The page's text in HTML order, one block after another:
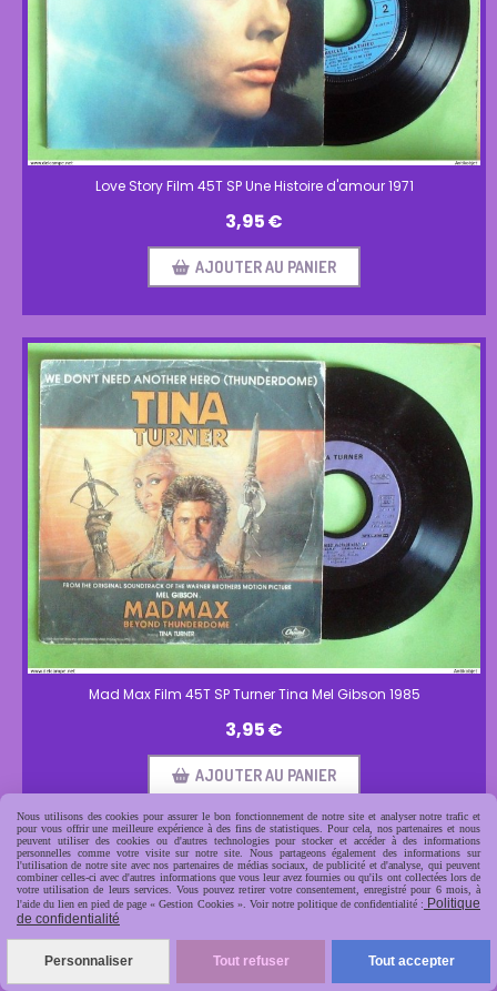
Love Story Film 45T SP Une Histoire d'amour 1971
3,95€
AJOUTER AU PANIER
Mad Max Film 45T SP Turner Tina Mel Gibson 1985
3,95€
AJOUTER AU PANIER
Nous utilisons des cookies pour assurer le bon fonctionnement de notre site et analyser notre trafic et
pour vous offrir une meilleure expérience à des fins de statistiques. Pour cela, nos partenaires et nous
peuvent utiliser des cookies ou d'autres technologies pour stocker et accéder à des informations
personnelles comme votre visite sur notre site. Nous partageons également des informations sur
l'utilisation de notre site avec nos partenaires de médias sociaux, de publicité et d'analyse, qui peuvent
combiner celles-ci avec d'autres informations que vous leur avez fournies ou qu'ils ont collectées lors de
votre utilisation de leurs services. Vous pouvez retirer votre consentement, enregistré pour 6 mois, à
l'aide du lien en pied de page « Gestion Cookies ». Voir notre politique de confidentialité : Politique
de confidentialité
Personnaliser Tout refuser Tout accepter